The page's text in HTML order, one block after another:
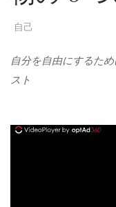
自己
自分を自由にするた
スト